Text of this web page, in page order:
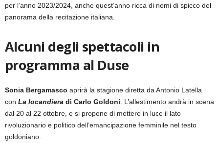
per l’anno 2023/2024, anche quest’anno ricca di nomi di spicco del
panorama della recitazione italiana.
Alcuni degli spettacoli in
programma al Duse
Sonia Bergamasco aprirà la stagione diretta da Antonio Latella
con La locandiera di Carlo Goldoni. L’allestimento andrà in scena
dal 20 al 22 ottobre, e si propone di mettere in luce il lato
rivoluzionario e politico dell’emancipazione femminile nel testo
goldoniano.